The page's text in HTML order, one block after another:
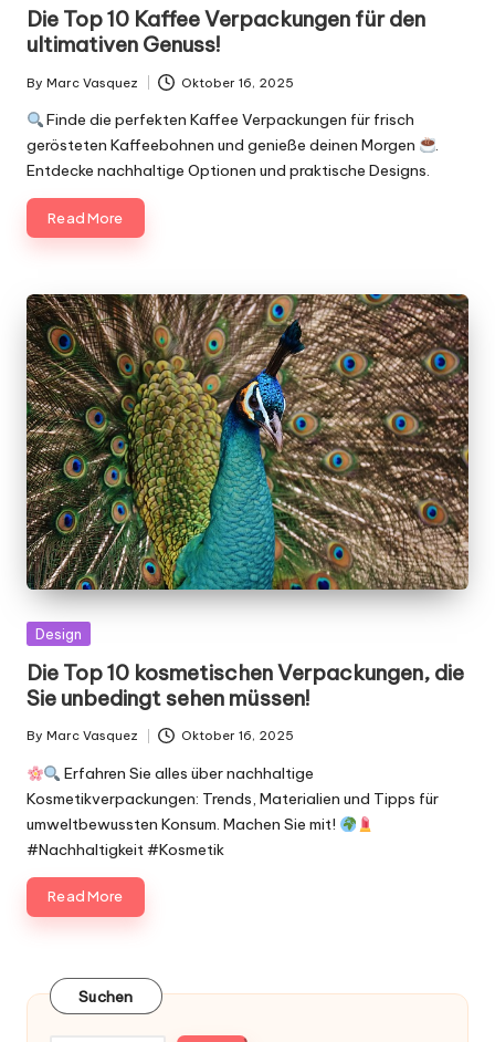
Die Top 10 Kaffee Verpackungen für den
ultimativen Genuss!
Posted
by
By Marc Vasquez Oktober 16, 2025
Finde die perfekten Kaffee Verpackungen für frisch
gerösteten Kaffeebohnen und genieße deinen Morgen
.
Entdecke nachhaltige Optionen und praktische Designs.
Read More
Posted
Design
Die Top 10 kosmetischen Verpackungen, die
Sie unbedingt sehen müssen!
Posted
by
By Marc Vasquez Oktober 16, 2025
Erfahren Sie alles über nachhaltige
Kosmetikverpackungen: Trends, Materialien und Tipps für
umweltbewussten Konsum. Machen Sie mit!
#Nachhaltigkeit #Kosmetik
Read More
Suchen